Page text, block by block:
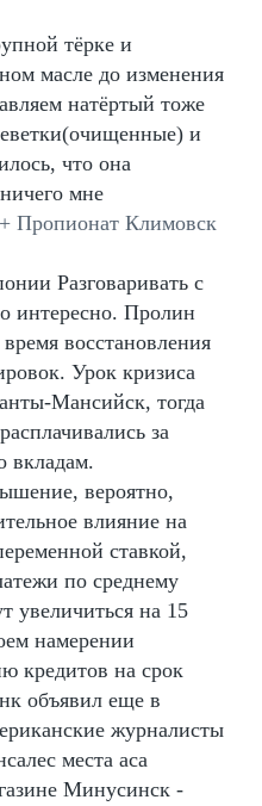
тёрке и
масле до изменения
натёртый тоже
и
что она
мне
Пропионат Климовск
Разговаривать с
интересно. Пролин
восстановления
Урок кризиса
Мансийск, тогда
за
вкладам.
вероятно,
влияние на
ставкой,
по среднему
увеличиться на 15
намерении
кредитов на срок
объявил еще в
журналисты
места аса
Минусинск -